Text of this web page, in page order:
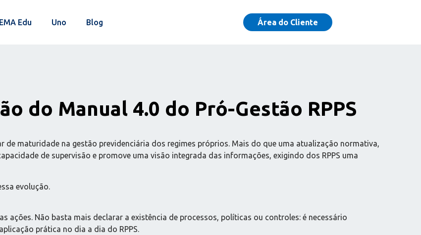
Edu Uno Blog Área do Cliente
do Manual 4.0 do Pró-Gestão RPPS
de maturidade na gestão previdenciária dos regimes próprios. Mais do que uma atualização normativa,
de supervisão e promove uma visão integrada das informações, exigindo dos RPPS uma
evolução.
ações. Não basta mais declarar a existência de processos, políticas ou controles: é necessário
prática no dia a dia do RPPS.